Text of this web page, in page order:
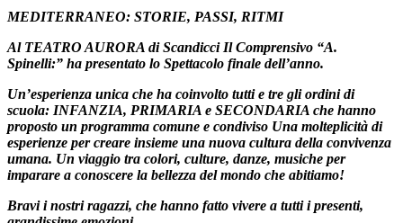
MEDITERRANEO: STORIE, PASSI, RITMI
Al TEATRO AURORA di Scandicci Il Comprensivo “A.
Spinelli:” ha presentato lo Spettacolo finale dell’anno.
Un’esperienza unica che ha coinvolto tutti e tre gli ordini di
scuola: INFANZIA, PRIMARIA e SECONDARIA che hanno
proposto un programma comune e condiviso Una molteplicità di
esperienze per creare insieme una nuova cultura della convivenza
umana. Un viaggio tra colori, culture, danze, musiche per
imparare a conoscere la bellezza del mondo che abitiamo!
Bravi i nostri ragazzi, che hanno fatto vivere a tutti i presenti,